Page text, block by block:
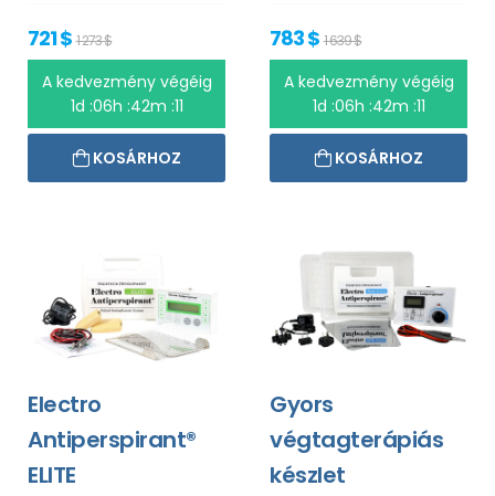
721 $1 273 $
A kedvezmény végéig
1d :06h :42m :10
KOSÁRHOZ
783 $1 639 $
A kedvezmény végéig
1d :06h :42m :10
KOSÁRHOZ
Electro
Antiperspirant®
ELITE
Gyors
végtagterápiás
készlet